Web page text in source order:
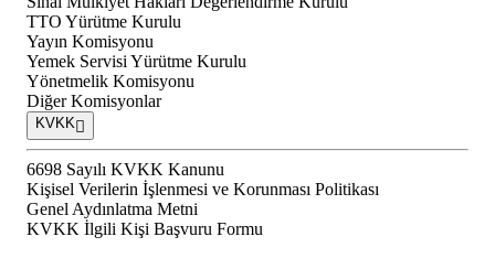
TTO Yürütme Kurulu
Yayın Komisyonu
Yemek Servisi Yürütme Kurulu
Yönetmelik Komisyonu
Diğer Komisyonlar
KVKK
6698 Sayılı KVKK Kanunu
Kişisel Verilerin İşlenmesi ve Korunması Politikası
Genel Aydınlatma Metni
KVKK İlgili Kişi Başvuru Formu